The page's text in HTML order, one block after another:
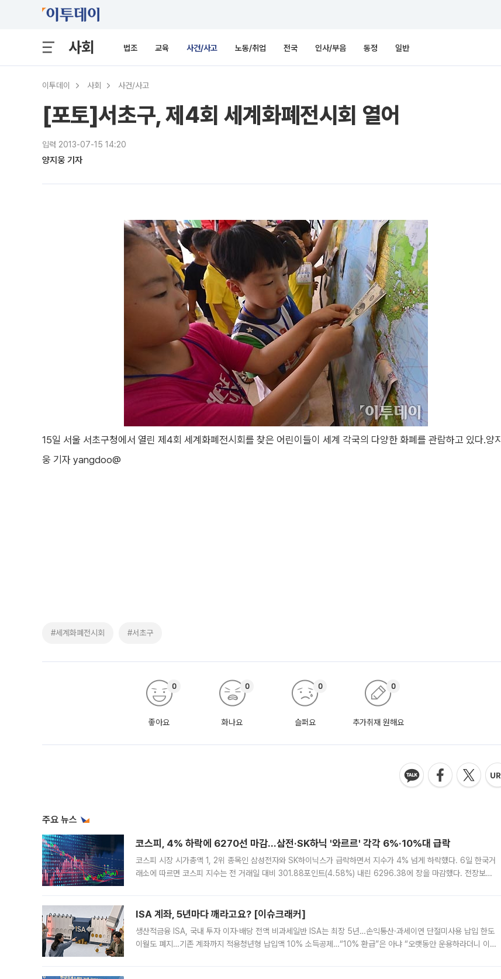
사회 법조 교육 사건/사고 노동/취업 전국 인사/부음 동정 일반
이투데이 사회 사건/사고
[포토]서초구, 제4회 세계화폐전시회 열어
입력 2013-07-15 14:20
양지웅 기자
15일 서울 서초구청에서 열린 제4회 세계화폐전시회를 찾은 어린이들이 세계 각국의 다양한 화폐를 관람하고 있다.양지
웅 기자 yangdoo@
#세계화폐전시회 #서초구
좋아요
0
화나요
0
슬퍼요
0
추가취재 원해요
0
주요 뉴스
코스피, 4% 하락에 6270선 마감…삼전·SK하닉 '와르르' 각각 6%·10%대 급락
코스피 시장 시가총액 1, 2위 종목인 삼성전자와 SK하이닉스가 급락하면서 지수가 4% 넘게 하락했다. 6일 한국거
래소에 따르면 코스피 지수는 전 거래일 대비 301.88포인트(4.58%) 내린 6296.38에 장을 마감했다. 전장보다
ISA 계좌, 5년마다 깨라고요? [이슈크래커]
생산적금융 ISA, 국내 투자 이자·배당 전액 비과세일반 ISA는 최장 5년…손익통산·과세이연 단절미사용 납입 한도
이월도 폐지…기존 계좌까지 적용청년형 납입액 10% 소득공제…“10% 환급”은 아냐 “오랫동안 운용하라더니 이제